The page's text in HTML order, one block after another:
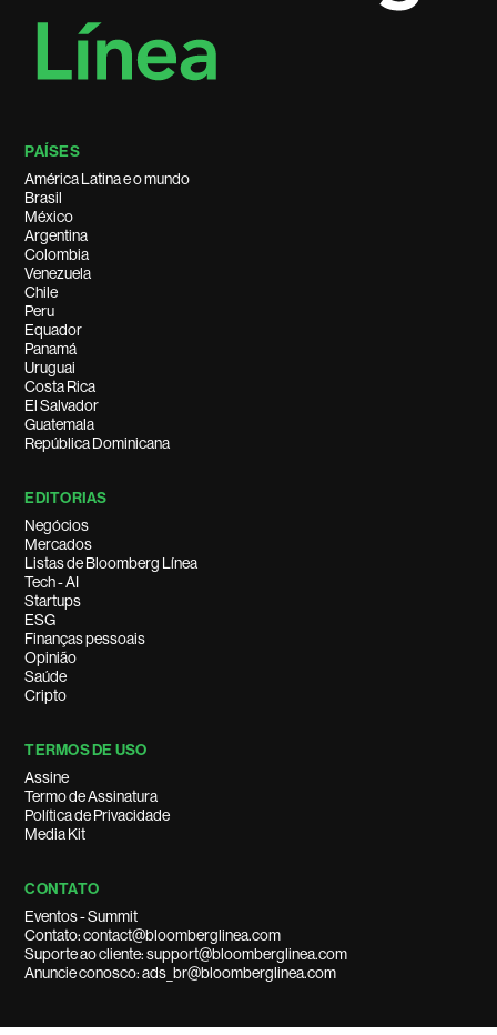
PAÍSES
América Latina e o mundo
Brasil
México
Argentina
Colombia
Venezuela
Chile
Peru
Equador
Panamá
Uruguai
Costa Rica
El Salvador
Guatemala
República Dominicana
EDITORIAS
Negócios
Mercados
Listas de Bloomberg Línea
Tech - AI
Startups
ESG
Finanças pessoais
Opinião
Saúde
Cripto
TERMOS DE USO
Assine
Termo de Assinatura
Política de Privacidade
Media Kit
CONTATO
Eventos - Summit
Contato: contact@bloomberglinea.com
Suporte ao cliente: support@bloomberglinea.com
Anuncie conosco: ads_br@bloomberglinea.com